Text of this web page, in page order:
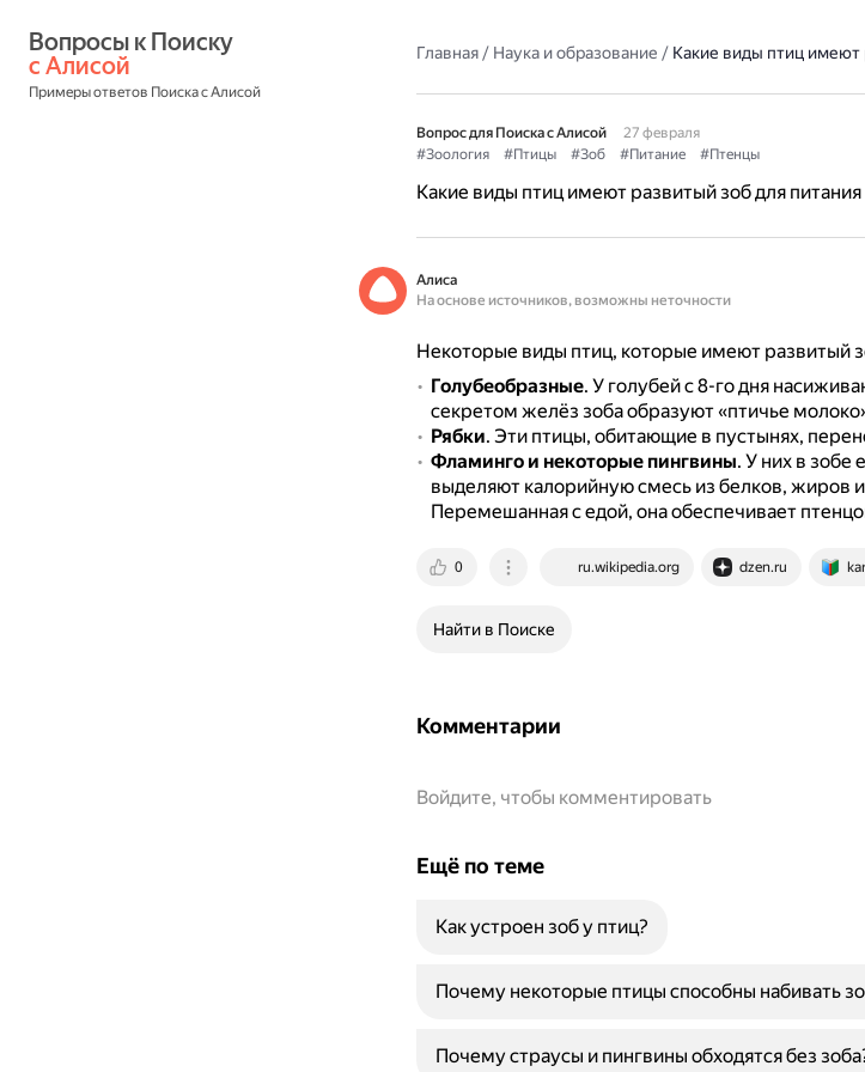
с Алисой
Примеры ответов Поиска с Алисой
Главная/ Наука и образование / Какие виды птиц имеют
Вопрос для Поиска с Алисой
27 февраля
#Зоология
#Птицы #Зоб #Питание #Птенцы
Какие виды птиц имеют развитый зоб для питания
Алиса
На основе источников, возможны неточности
Некоторые виды птиц, которые имеют развитый
Голубеобразные. У голубей с 8-го дня
секретом желёз зоба образуют «птичье
Рябки. Эти птицы, обитающие в пустынях,
Фламинго и некоторые пингвины. У них в зобе
выделяют калорийную смесь из белков, жиров
Перемешанная с едой, она обеспечивает
0 ru.wikipedia.org dzen.ru
Найти в Поиске
Комментарии
Войдите, чтобы комментировать
Ещё по теме
Как устроен зоб у птиц?
Почему некоторые птицы способны набивать
Почему страусы и пингвины обходятся без